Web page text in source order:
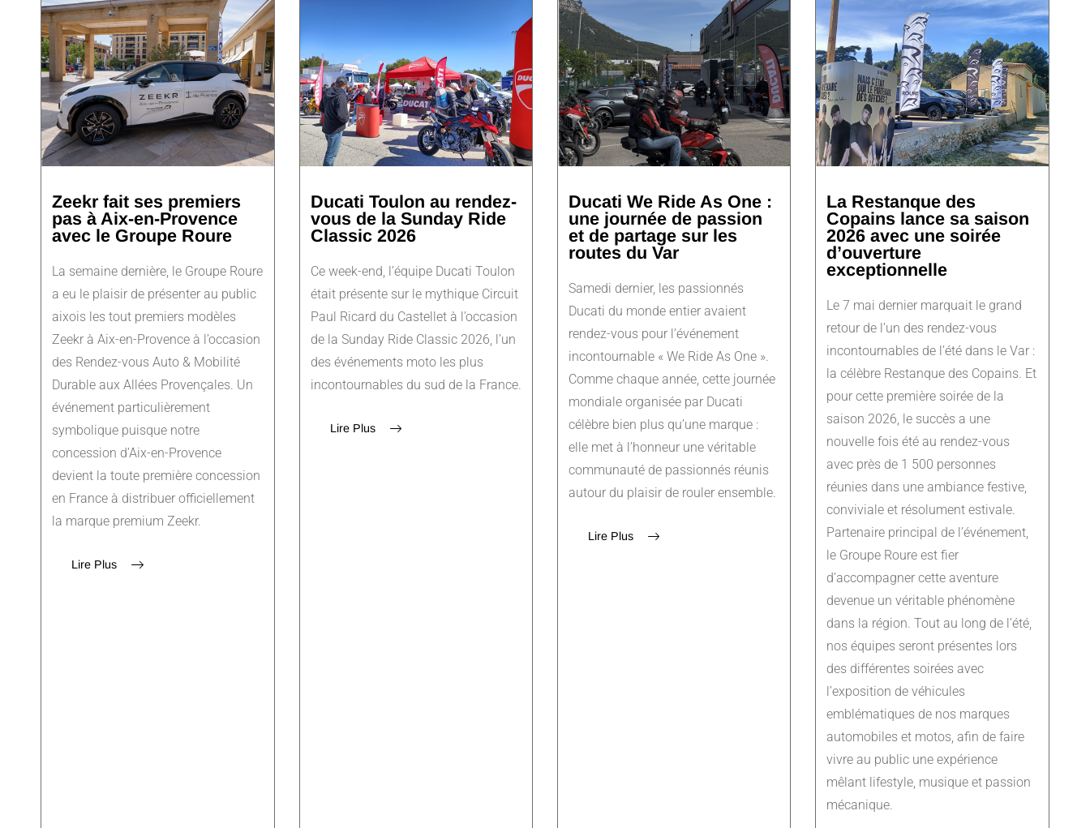
Zeekr fait ses premiers
pas à Aix-en-Provence
avec le Groupe Roure
La semaine dernière, le Groupe Roure
a eu le plaisir de présenter au public
aixois les tout premiers modèles
Zeekr à Aix-en-Provence à l’occasion
des Rendez-vous Auto & Mobilité
Durable aux Allées Provençales. Un
événement particulièrement
symbolique puisque notre
concession d’Aix-en-Provence
devient la toute première concession
en France à distribuer officiellement
la marque premium Zeekr.
Lire Plus
Ducati Toulon au rendez-
vous de la Sunday Ride
Classic 2026
Ce week-end, l’équipe Ducati Toulon
était présente sur le mythique Circuit
Paul Ricard du Castellet à l’occasion
de la Sunday Ride Classic 2026, l’un
des événements moto les plus
incontournables du sud de la France.
Lire Plus
Ducati We Ride As One :
une journée de passion
et de partage sur les
routes du Var
Samedi dernier, les passionnés
Ducati du monde entier avaient
rendez-vous pour l’événement
incontournable « We Ride As One ».
Comme chaque année, cette journée
mondiale organisée par Ducati
célèbre bien plus qu’une marque :
elle met à l’honneur une véritable
communauté de passionnés réunis
autour du plaisir de rouler ensemble.
Lire Plus
La Restanque des
Copains lance sa saison
2026 avec une soirée
d’ouverture
exceptionnelle
Le 7 mai dernier marquait le grand
retour de l’un des rendez-vous
incontournables de l’été dans le Var :
la célèbre Restanque des Copains. Et
pour cette première soirée de la
saison 2026, le succès a une
nouvelle fois été au rendez-vous
avec près de 1 500 personnes
réunies dans une ambiance festive,
conviviale et résolument estivale.
Partenaire principal de l’événement,
le Groupe Roure est fier
d’accompagner cette aventure
devenue un véritable phénomène
dans la région. Tout au long de l’été,
nos équipes seront présentes lors
des différentes soirées avec
l’exposition de véhicules
emblématiques de nos marques
automobiles et motos, afin de faire
vivre au public une expérience
mêlant lifestyle, musique et passion
mécanique.